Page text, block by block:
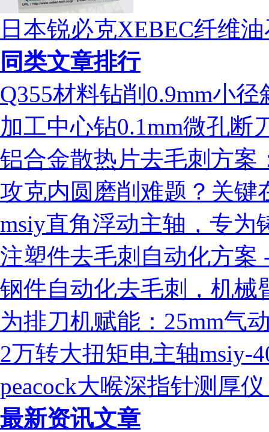
日本锐必克XEBEC纤维
同类文章排行
Q355材料钻削0.9mm小
加工中心钻0.1mm微孔断
铝合金散热片去毛刺方案
攻克内圆磨削难题？关键
msiy直角浮动主轴，专为
注塑件去毛刺自动化方案
钢件自动化去毛刺，机械
为排刀机赋能：25mm气
2万转大扭矩电主轴msiy-
peacock大喉深指针测厚
最新资讯文章